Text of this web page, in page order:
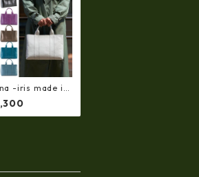
-iris made in
】【日本製】軽
革製品・ヌメ革
沢調）・手提